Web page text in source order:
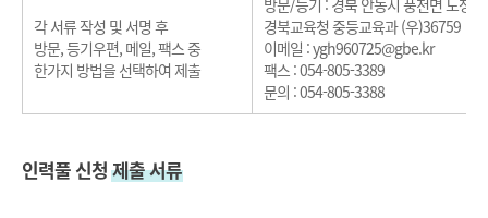
각 서류 작성 및 서명 후
방문, 등기우편, 메일, 팩스 중
한가지 방법을 선택하여 제출
방문/등기 : 경북 안동시 풍천면 도청
경북교육청 중등교육과 (우)36759
이메일 : ygh960725@gbe.kr
팩스 : 054-805-3389
문의 : 054-805-3388
인력풀 신청제출 서류